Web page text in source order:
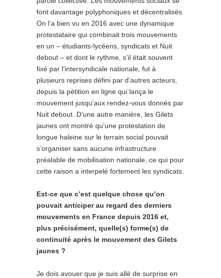
font davantage polyphoniques et décentralisés.
On l’a bien vu en 2016 avec une dynamique
protestataire qui combinait trois mouvements
en un – étudiants-lycéens, syndicats et Nuit
debout – et dont le rythme, s’il était souvent
fixé par l’intersyndicale nationale, fut à
plusieurs reprises défini par d’autres acteurs,
depuis la pétition en ligne qui lança le
mouvement jusqu’aux rendez-vous donnés par
Nuit debout. D’une autre manière, les Gilets
jaunes ont montré qu’une protestation de
longue haleine sur le terrain social pouvait
s’organiser sans aucune infrastructure
préalable de mobilisation nationale, ce qui pour
cette raison a interpelé fortement les syndicats.
Est-ce que c’est quelque chose qu’on
pouvait anticiper au regard des derniers
mouvements en France depuis 2016 et,
plus précisément, quelle(s) forme(s) de
continuité après le mouvement des Gilets
jaunes ?
Je dois avouer que je suis allé de surprise en